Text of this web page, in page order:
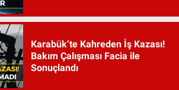
Karabük’te Kahreden İş Kazası!
Bakım Çalışması Facia ile
Sonuçlandı